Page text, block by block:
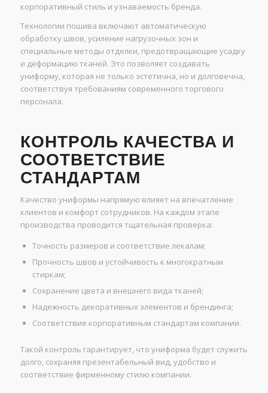
корпоративный стиль и узнаваемость бренда.
Технологии пошива включают автоматическую
обработку швов, усиление нагрузочных зон и
специальные методы отделки, предотвращающие усадку
и деформацию тканей. Это позволяет создавать
униформу, которая не только эстетична, но и долговечна,
соответствуя требованиям современного торгового
персонала.
КОНТРОЛЬ КАЧЕСТВА И
СООТВЕТСТВИЕ
СТАНДАРТАМ
Качество униформы напрямую влияет на впечатление
клиентов и комфорт сотрудников. На каждом этапе
производства проводится тщательная проверка:
Точность размеров и соответствие лекалам;
Прочность швов и устойчивость к многократным
стиркам;
Сохранение цвета и внешнего вида тканей;
Надежность декоративных элементов и брендинга;
Соответствие корпоративным стандартам компании.
Такой контроль гарантирует, что униформа будет служить
долго, сохраняя презентабельный вид, удобство и
соответствие фирменному стилю компании.